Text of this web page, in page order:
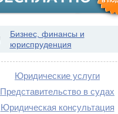
Бизнес, финансы и
юриспруденция
Юридические услуги
Представительство в судах
Юридическая консультация